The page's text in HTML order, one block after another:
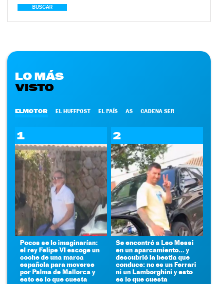
BUSCAR
LO MÁS
VISTO
ELMOTOR EL HUFFPOST EL PAÍS AS CADENA SER
1
Pocos se lo imaginarían:
el rey Felipe VI escoge un
coche de una marca
española para moverse
por Palma de Mallorca y
esto es lo que cuesta
2
Se encontró a Leo Messi
en un aparcamiento... y
descubrió la bestia que
conduce: no es un Ferrari
ni un Lamborghini y esto
es lo que cuesta